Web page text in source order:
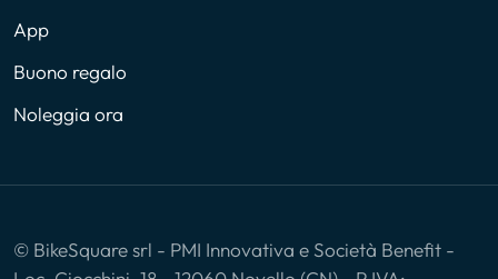
App
Buono regalo
Noleggia ora
© BikeSquare srl - PMI Innovativa e Società Benefit -